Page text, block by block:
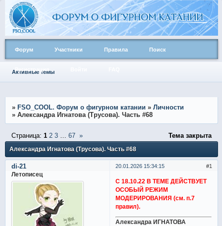
Форум Участники Правила Поиск
Активные темы
» FSO_COOL. Форум о фигурном катании » Личности
» Александра Игнатова (Трусова). Часть #68
Александра Игнатова (Трусова). Часть #68
Страница: 1 2 3 67 » Тема закрыта
1
20.01.2026 15:34:15
di-21
Летописец
С 18.10.22 В ТЕМЕ ДЕЙСТВУЕТ
ОСОБЫЙ РЕЖИМ
МОДЕРИРОВАНИЯ (см. п.7
правил).
Александра ИГНАТОВА